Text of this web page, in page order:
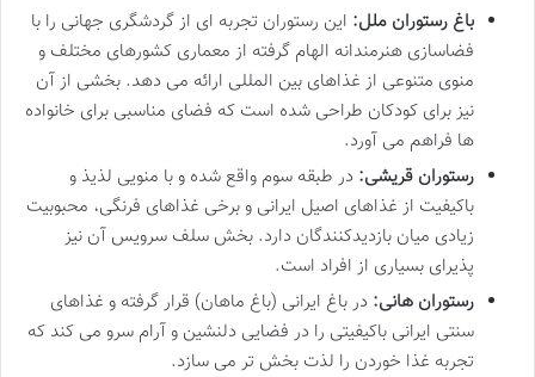
باغ رستوران ملل: این رستوران تجربه ای از گردشگری جهانی را با
فضاسازی هنرمندانه الهام گرفته از معماری کشورهای مختلف و
منوی متنوعی از غذاهای بین المللی ارائه می دهد. بخشی از آن
نیز برای کودکان طراحی شده است که فضای مناسبی برای خانواده
ها فراهم می آورد.
رستوران قریشی: در طبقه سوم واقع شده و با منویی لذیذ و
باکیفیت از غذاهای اصیل ایرانی و برخی غذاهای فرنگی، محبوبیت
زیادی میان بازدیدکنندگان دارد. بخش سلف سرویس آن نیز
پذیرای بسیاری از افراد است.
رستوران هانی: در باغ ایرانی (باغ ماهان) قرار گرفته و غذاهای
سنتی ایرانی باکیفیتی را در فضایی دلنشین و آرام سرو می کند که
تجربه غذا خوردن را لذت بخش تر می سازد.